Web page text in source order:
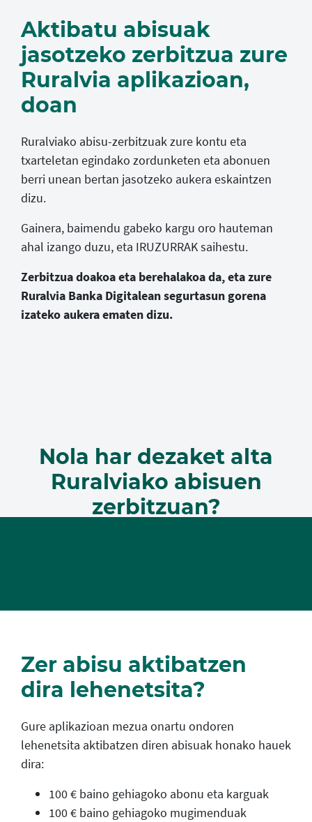
Aktibatu abisuak
jasotzeko zerbitzua zure
Ruralvia aplikazioan,
doan
Ruralviako abisu-zerbitzuak zure kontu eta
txarteletan egindako zordunketen eta abonuen
berri unean bertan jasotzeko aukera eskaintzen
dizu.
Gainera, baimendu gabeko kargu oro hauteman
ahal izango duzu, eta IRUZURRAK saihestu.
Zerbitzua doakoa eta berehalakoa da, eta zure
Ruralvia Banka Digitalean segurtasun gorena
izateko aukera ematen dizu.
Nola har dezaket alta
Ruralviako abisuen
zerbitzuan?
Zer abisu aktibatzen
dira lehenetsita?
Gure aplikazioan mezua onartu ondoren
lehenetsita aktibatzen diren abisuak honako hauek
dira:
100 € baino gehiagoko abonu eta karguak
100 € baino gehiagoko mugimenduak